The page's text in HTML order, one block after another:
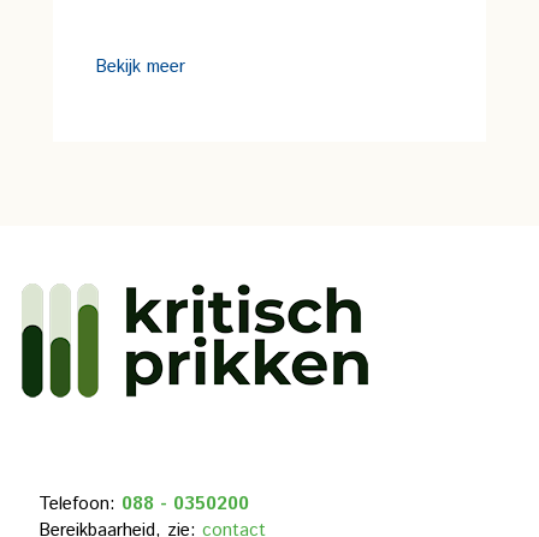
Bekijk meer
Telefoon: 088 - 0350200
Bereikbaarheid, zie: contact